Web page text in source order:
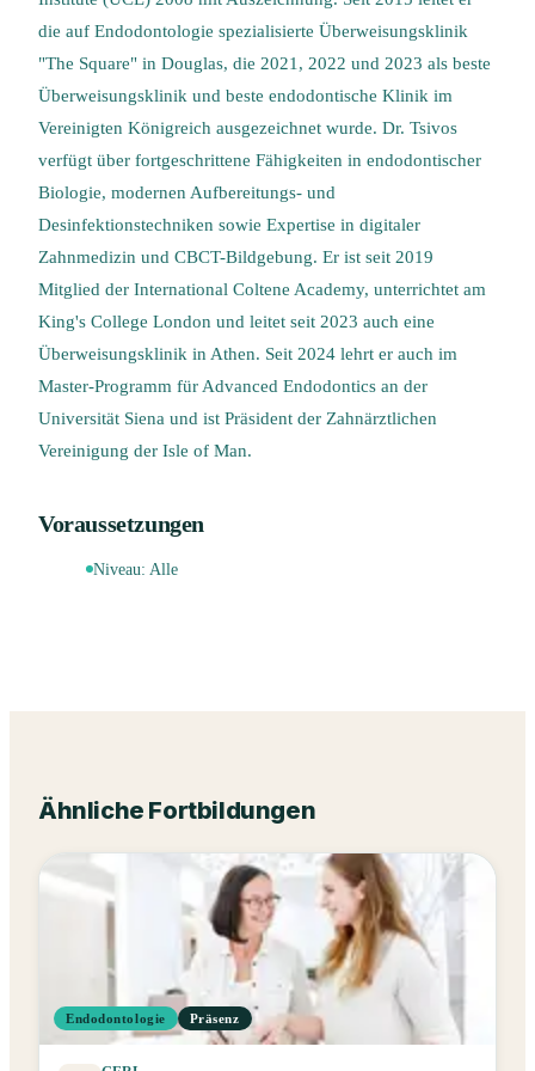
die auf Endodontologie spezialisierte Überweisungsklinik
"The Square" in Douglas, die 2021, 2022 und 2023 als beste
Überweisungsklinik und beste endodontische Klinik im
Vereinigten Königreich ausgezeichnet wurde. Dr. Tsivos
verfügt über fortgeschrittene Fähigkeiten in endodontischer
Biologie, modernen Aufbereitungs- und
Desinfektionstechniken sowie Expertise in digitaler
Zahnmedizin und CBCT-Bildgebung. Er ist seit 2019
Mitglied der International Coltene Academy, unterrichtet am
King's College London und leitet seit 2023 auch eine
Überweisungsklinik in Athen. Seit 2024 lehrt er auch im
Master-Programm für Advanced Endodontics an der
Universität Siena und ist Präsident der Zahnärztlichen
Vereinigung der Isle of Man.
Voraussetzungen
Niveau: Alle
Ähnliche Fortbildungen
Endodontologie Präsenz